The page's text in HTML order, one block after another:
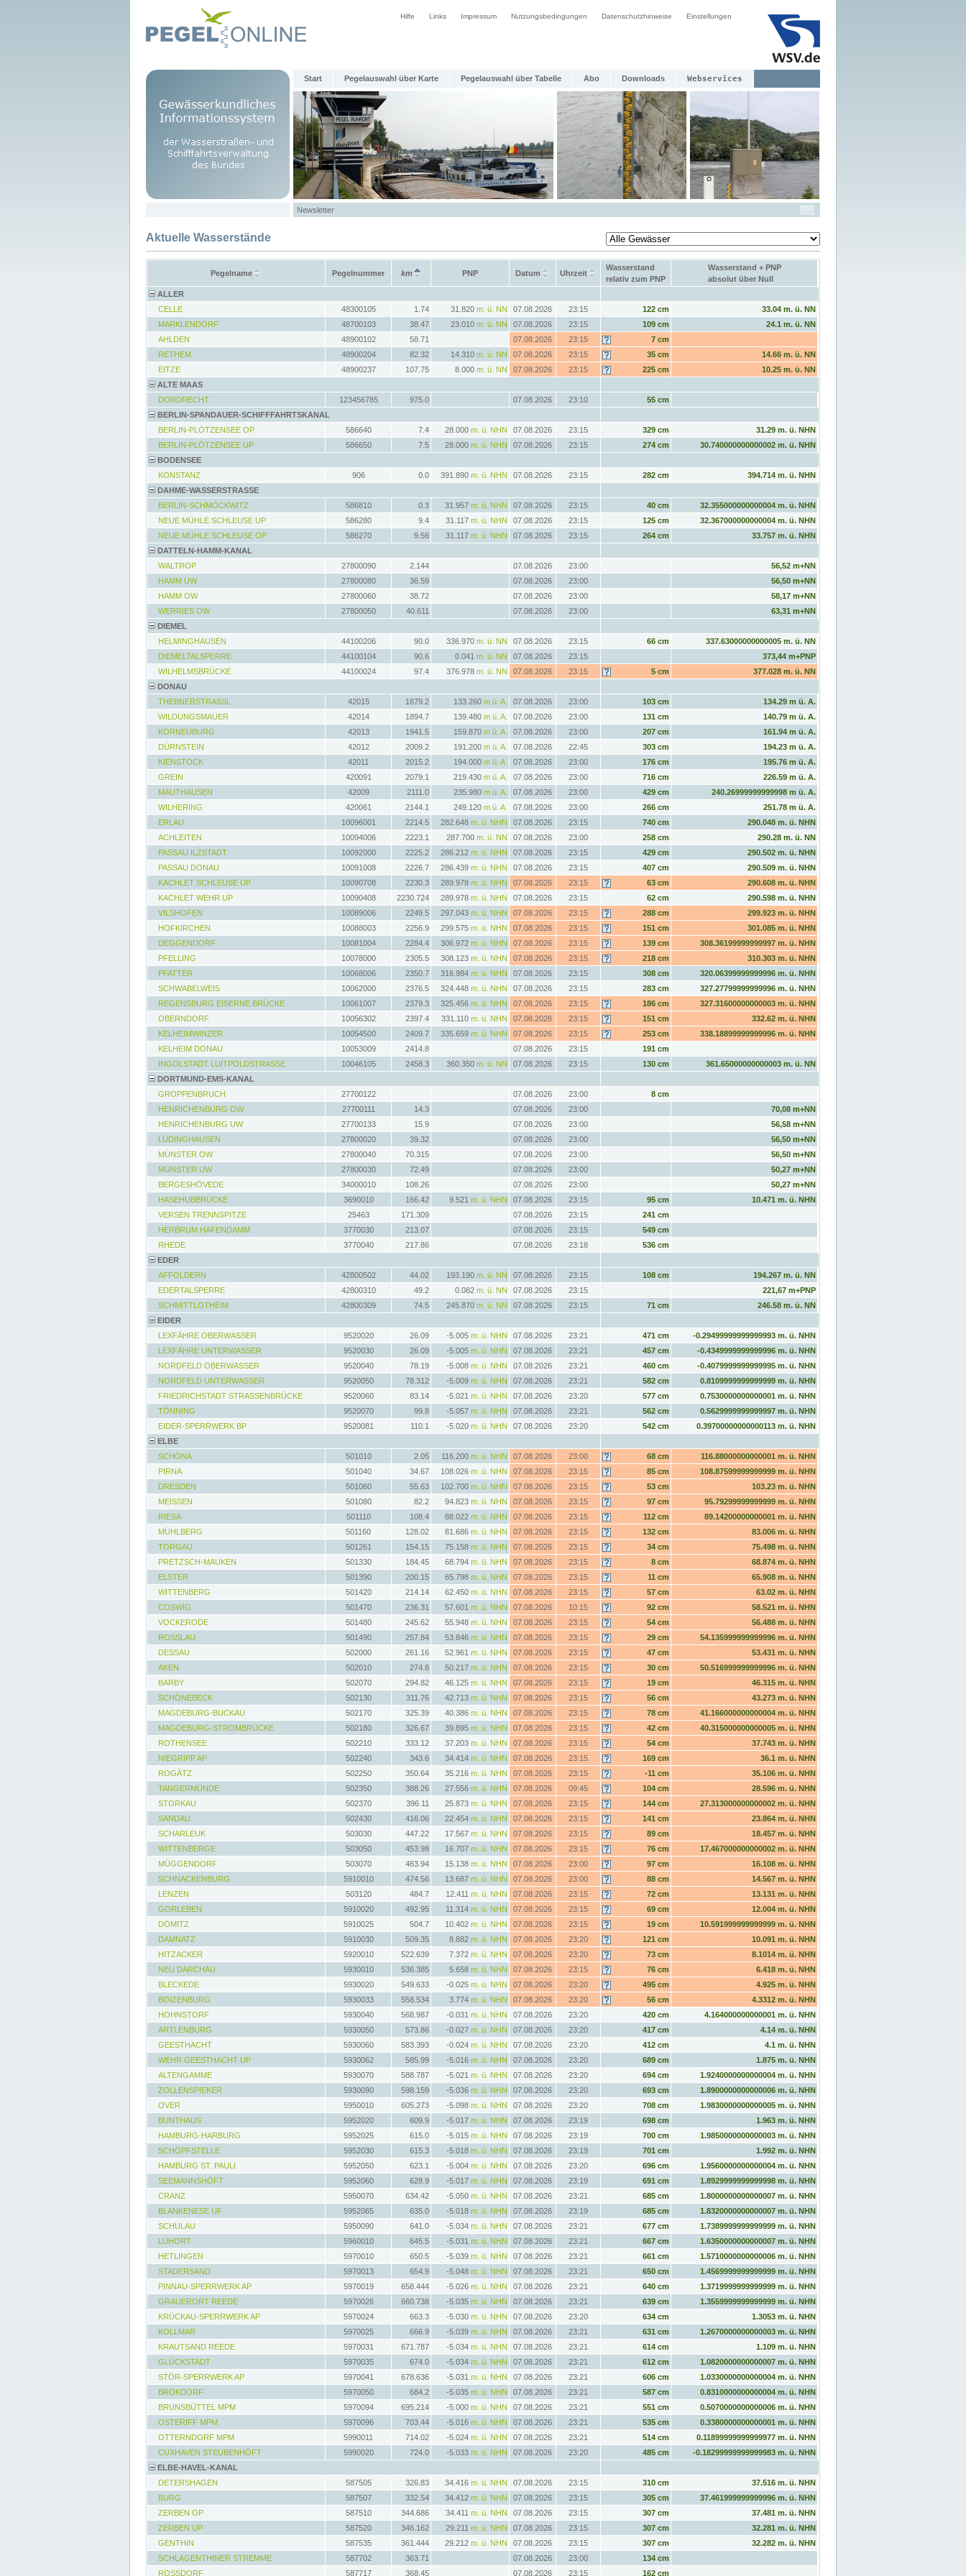
Hilfe Links Impressum Nutzungsbedingungen Datenschutzhinweise Einstellungen
Start Pegelauswahl über Karte Pegelauswahl über Tabelle Abo Downloads Webservices
Newsletter
Aktuelle Wasserstände
Pegelname Pegelnummer km PNP Datum Uhrzeit
Wasserstand
relativ zum PNP
Wasserstand + PNP
absolut über Null
ALLER
CELLE
48300105 1.74 31.820 m. ü. NN 07.08.2026 23:15 122 cm
33.04 m. ü. NN
MARKLENDORF
48700103 38.47 23.010 m. ü. NN 07.08.2026 23:15 109 cm
24.1 m. ü. NN
AHLDEN
48900102 58.71 07.08.2026 23:15
7 cm
RETHEM
48900204 82.32 14.310 m. ü. NN 07.08.2026 23:15 35 cm
14.66 m. ü. NN
EITZE
48900237 107.75 8.000 m. ü. NN 07.08.2026 23:15 225 cm
10.25 m. ü. NN
ALTE MAAS
DORDRECHT
123456785 975.0 07.08.2026 23:10
55 cm
BERLIN-SPANDAUER-SCHIFFFAHRTSKANAL
BERLIN-PLÖTZENSEE OP
586640 7.4 28.000 m. ü. NHN 07.08.2026 23:15 329 cm
31.29 m. ü. NHN
BERLIN-PLÖTZENSEE UP
586650 7.5 28.000 m. ü. NHN 07.08.2026 23:15 274 cm
30.740000000000002 m. ü. NHN
BODENSEE
KONSTANZ
906 0.0 391.890 m. ü. NHN 07.08.2026 23:15 282 cm
394.714 m. ü. NHN
DAHME-WASSERSTRASSE
BERLIN-SCHMÖCKWITZ
586810 0.3 31.957 m. ü. NHN 07.08.2026 23:15 40 cm
32.355000000000004 m. ü. NHN
NEUE MÜHLE SCHLEUSE UP
586280 9.4 31.117 m. ü. NHN 07.08.2026 23:15 125 cm
32.367000000000004 m. ü. NHN
NEUE MÜHLE SCHLEUSE OP
586270 9.56 31.117 m. ü. NHN 07.08.2026 23:15 264 cm
33.757 m. ü. NHN
DATTELN-HAMM-KANAL
WALTROP
27800090 2.144 07.08.2026 23:00
56,52 m+NN
HAMM UW
27800080 36.59 07.08.2026 23:00
56,50 m+NN
HAMM OW
27800060 38.72 07.08.2026 23:00
58,17 m+NN
WERRIES OW
27800050 40.611 07.08.2026 23:00
63,31 m+NN
DIEMEL
HELMINGHAUSEN
44100206 90.0 336.970 m. ü. NN 07.08.2026 23:15 66 cm
337.63000000000005 m. ü. NN
DIEMELTALSPERRE
44100104 90.6 0.041 m. ü. NN 07.08.2026 23:15
373,44 m+PNP
WILHELMSBRÜCKE
44100024 97.4 376.978 m. ü. NN 07.08.2026 23:15 5 cm
377.028 m. ü. NN
DONAU
THEBNERSTRASSL
42015 1879.2 133.260 m ü. A. 07.08.2026 23:00 103 cm
134.29 m ü. A.
WILDUNGSMAUER
42014 1894.7 139.480 m ü. A. 07.08.2026 23:00 131 cm
140.79 m ü. A.
KORNEUBURG
42013 1941.5 159.870 m ü. A. 07.08.2026 23:00 207 cm
161.94 m ü. A.
DÜRNSTEIN
42012 2009.2 191.200 m ü. A. 07.08.2026 22:45 303 cm
194.23 m ü. A.
KIENSTOCK
42011 2015.2 194.000 m ü. A. 07.08.2026 23:00 176 cm
195.76 m ü. A.
GREIN
420091 2079.1 219.430 m ü. A. 07.08.2026 23:00 716 cm
226.59 m ü. A.
MAUTHAUSEN
42009 2111.0 235.980 m ü. A. 07.08.2026 23:00 429 cm
240.26999999999998 m ü. A.
WILHERING
420061 2144.1 249.120 m ü. A. 07.08.2026 23:00 266 cm
251.78 m ü. A.
ERLAU
10096001 2214.5 282.648 m. ü. NHN 07.08.2026 23:15 740 cm
290.048 m. ü. NHN
ACHLEITEN
10094006 2223.1 287.700 m. ü. NN 07.08.2026 23:00 258 cm
290.28 m. ü. NN
PASSAU ILZSTADT
10092000 2225.2 286.212 m. ü. NHN 07.08.2026 23:15 429 cm
290.502 m. ü. NHN
PASSAU DONAU
10091008 2226.7 286.439 m. ü. NHN 07.08.2026 23:15 407 cm
290.509 m. ü. NHN
KACHLET SCHLEUSE UP
10090708 2230.3 289.978 m. ü. NHN 07.08.2026 23:15 63 cm
290.608 m. ü. NHN
KACHLET WEHR UP
10090408 2230.724 289.978 m. ü. NHN 07.08.2026 23:15 62 cm
290.598 m. ü. NHN
VILSHOFEN
10089006 2249.5 297.043 m. ü. NHN 07.08.2026 23:15 288 cm
299.923 m. ü. NHN
HOFKIRCHEN
10088003 2256.9 299.575 m. ü. NHN 07.08.2026 23:15 151 cm
301.085 m. ü. NHN
DEGGENDORF
10081004 2284.4 306.972 m. ü. NHN 07.08.2026 23:15 139 cm
308.36199999999997 m. ü. NHN
PFELLING
10078000 2305.5 308.123 m. ü. NHN 07.08.2026 23:15 218 cm
310.303 m. ü. NHN
PFATTER
10068006 2350.7 316.984 m. ü. NHN 07.08.2026 23:15 308 cm
320.06399999999996 m. ü. NHN
SCHWABELWEIS
10062000 2376.5 324.448 m. ü. NHN 07.08.2026 23:15 283 cm
327.27799999999996 m. ü. NHN
REGENSBURG EISERNE BRÜCKE
10061007 2379.3 325.456 m. ü. NHN 07.08.2026 23:15 186 cm
327.31600000000003 m. ü. NHN
OBERNDORF
10056302 2397.4 331.110 m. ü. NHN 07.08.2026 23:15 151 cm
332.62 m. ü. NHN
KELHEIMWINZER
10054500 2409.7 335.659 m. ü. NHN 07.08.2026 23:15 253 cm
338.18899999999996 m. ü. NHN
KELHEIM DONAU
10053009 2414.8 07.08.2026 23:15
191 cm
INGOLSTADT LUITPOLDSTRASSE
10046105 2458.3 360.350 m. ü. NN 07.08.2026 23:15 130 cm
361.65000000000003 m. ü. NN
DORTMUND-EMS-KANAL
GROPPENBRUCH
27700122 07.08.2026 23:00
8 cm
HENRICHENBURG OW
27700111 14.3 07.08.2026 23:00
70,08 m+NN
HENRICHENBURG UW
27700133 15.9 07.08.2026 23:00
56,58 m+NN
LÜDINGHAUSEN
27800020 39.32 07.08.2026 23:00
56,50 m+NN
MÜNSTER OW
27800040 70.315 07.08.2026 23:00
56,50 m+NN
MÜNSTER UW
27800030 72.49 07.08.2026 23:00
50,27 m+NN
BERGESHÖVEDE
34000010 108.26 07.08.2026 23:00
50,27 m+NN
HASEHUBBRÜCKE
3690010 166.42 9.521 m. ü. NHN 07.08.2026 23:15 95 cm
10.471 m. ü. NHN
VERSEN TRENNSPITZE
25463 171.309 07.08.2026 23:15
241 cm
HERBRUM HAFENDAMM
3770030 213.07 07.08.2026 23:15
549 cm
RHEDE
3770040 217.86 07.08.2026 23:18
536 cm
EDER
AFFOLDERN
42800502 44.02 193.190 m. ü. NN 07.08.2026 23:15 108 cm
194.267 m. ü. NN
EDERTALSPERRE
42800310 49.2 0.082 m. ü. NN 07.08.2026 23:15
221,67 m+PNP
SCHMITTLOTHEIM
42800309 74.5 245.870 m. ü. NN 07.08.2026 23:15 71 cm
246.58 m. ü. NN
EIDER
LEXFÄHRE OBERWASSER
9520020 26.09 -5.005 m. ü. NHN 07.08.2026 23:21 471 cm
-0.29499999999999993 m. ü. NHN
LEXFÄHRE UNTERWASSER
9520030 26.09 -5.005 m. ü. NHN 07.08.2026 23:21 457 cm
-0.4349999999999996 m. ü. NHN
NORDFELD OBERWASSER
9520040 78.19 -5.008 m. ü. NHN 07.08.2026 23:21 460 cm
-0.4079999999999995 m. ü. NHN
NORDFELD UNTERWASSER
9520050 78.312 -5.009 m. ü. NHN 07.08.2026 23:21 582 cm
0.8109999999999999 m. ü. NHN
FRIEDRICHSTADT STRASSENBRÜCKE
9520060 83.14 -5.021 m. ü. NHN 07.08.2026 23:20 577 cm
0.7530000000000001 m. ü. NHN
TÖNNING
9520070 99.8 -5.057 m. ü. NHN 07.08.2026 23:21 562 cm
0.5629999999999997 m. ü. NHN
EIDER-SPERRWERK BP
9520081 110.1 -5.020 m. ü. NHN 07.08.2026 23:20 542 cm
0.39700000000000113 m. ü. NHN
ELBE
SCHÖNA
501010 2.05 116.200 m. ü. NHN 07.08.2026 23:00 68 cm
116.88000000000001 m. ü. NHN
PIRNA
501040 34.67 108.026 m. ü. NHN 07.08.2026 23:15 85 cm
108.87599999999999 m. ü. NHN
DRESDEN
501060 55.63 102.700 m. ü. NHN 07.08.2026 23:15 53 cm
103.23 m. ü. NHN
MEISSEN
501080 82.2 94.823 m. ü. NHN 07.08.2026 23:15 97 cm
95.79299999999999 m. ü. NHN
RIESA
501110 108.4 88.022 m. ü. NHN 07.08.2026 23:15 112 cm
89.14200000000001 m. ü. NHN
MÜHLBERG
501160 128.02 81.686 m. ü. NHN 07.08.2026 23:15 132 cm
83.006 m. ü. NHN
TORGAU
501261 154.15 75.158 m. ü. NHN 07.08.2026 23:15 34 cm
75.498 m. ü. NHN
PRETZSCH-MAUKEN
501330 184.45 68.794 m. ü. NHN 07.08.2026 23:15 8 cm
68.874 m. ü. NHN
ELSTER
501390 200.15 65.798 m. ü. NHN 07.08.2026 23:15 11 cm
65.908 m. ü. NHN
WITTENBERG
501420 214.14 62.450 m. ü. NHN 07.08.2026 23:15 57 cm
63.02 m. ü. NHN
COSWIG
501470 236.31 57.601 m. ü. NHN 07.08.2026 10:15 92 cm
58.521 m. ü. NHN
VOCKERODE
501480 245.62 55.948 m. ü. NHN 07.08.2026 23:15 54 cm
56.488 m. ü. NHN
ROSSLAU
501490 257.84 53.846 m. ü. NHN 07.08.2026 23:15 29 cm
54.135999999999996 m. ü. NHN
DESSAU
502000 261.16 52.961 m. ü. NHN 07.08.2026 23:15 47 cm
53.431 m. ü. NHN
AKEN
502010 274.8 50.217 m. ü. NHN 07.08.2026 23:15 30 cm
50.516999999999996 m. ü. NHN
BARBY
502070 294.82 46.125 m. ü. NHN 07.08.2026 23:15 19 cm
46.315 m. ü. NHN
SCHÖNEBECK
502130 311.76 42.713 m. ü. NHN 07.08.2026 23:15 56 cm
43.273 m. ü. NHN
MAGDEBURG-BUCKAU
502170 325.39 40.386 m. ü. NHN 07.08.2026 23:15 78 cm
41.166000000000004 m. ü. NHN
MAGDEBURG-STROMBRÜCKE
502180 326.67 39.895 m. ü. NHN 07.08.2026 23:15 42 cm
40.315000000000005 m. ü. NHN
ROTHENSEE
502210 333.12 37.203 m. ü. NHN 07.08.2026 23:15 54 cm
37.743 m. ü. NHN
NIEGRIPP AP
502240 343.6 34.414 m. ü. NHN 07.08.2026 23:15 169 cm
36.1 m. ü. NHN
ROGÄTZ
502250 350.64 35.216 m. ü. NHN 07.08.2026 23:15 -11 cm
35.106 m. ü. NHN
TANGERMÜNDE
502350 388.26 27.556 m. ü. NHN 07.08.2026 09:45 104 cm
28.596 m. ü. NHN
STORKAU
502370 396.11 25.873 m. ü. NHN 07.08.2026 23:15 144 cm
27.313000000000002 m. ü. NHN
SANDAU
502430 416.06 22.454 m. ü. NHN 07.08.2026 23:15 141 cm
23.864 m. ü. NHN
SCHARLEUK
503030 447.22 17.567 m. ü. NHN 07.08.2026 23:15 89 cm
18.457 m. ü. NHN
WITTENBERGE
503050 453.98 16.707 m. ü. NHN 07.08.2026 23:15 76 cm
17.467000000000002 m. ü. NHN
MÜGGENDORF
503070 463.94 15.138 m. ü. NHN 07.08.2026 23:00 97 cm
16.108 m. ü. NHN
SCHNACKENBURG
5910010 474.56 13.687 m. ü. NHN 07.08.2026 23:00 88 cm
14.567 m. ü. NHN
LENZEN
503120 484.7 12.411 m. ü. NHN 07.08.2026 23:15 72 cm
13.131 m. ü. NHN
GORLEBEN
5910020 492.95 11.314 m. ü. NHN 07.08.2026 23:15 69 cm
12.004 m. ü. NHN
DÖMITZ
5910025 504.7 10.402 m. ü. NHN 07.08.2026 23:15 19 cm
10.591999999999999 m. ü. NHN
DAMNATZ
5910030 509.35 8.882 m. ü. NHN 07.08.2026 23:20 121 cm
10.091 m. ü. NHN
HITZACKER
5920010 522.639 7.372 m. ü. NHN 07.08.2026 23:20 73 cm
8.1014 m. ü. NHN
NEU DARCHAU
5930010 536.385 5.658 m. ü. NHN 07.08.2026 23:15 76 cm
6.418 m. ü. NHN
BLECKEDE
5930020 549.633 -0.025 m. ü. NHN 07.08.2026 23:20 495 cm
4.925 m. ü. NHN
BOIZENBURG
5930033 558.534 3.774 m. ü. NHN 07.08.2026 23:20 56 cm
4.3312 m. ü. NHN
HOHNSTORF
5930040 568.987 -0.031 m. ü. NHN 07.08.2026 23:20 420 cm
4.164000000000001 m. ü. NHN
ARTLENBURG
5930050 573.86 -0.027 m. ü. NHN 07.08.2026 23:20 417 cm
4.14 m. ü. NHN
GEESTHACHT
5930060 583.393 -0.024 m. ü. NHN 07.08.2026 23:20 412 cm
4.1 m. ü. NHN
WEHR GEESTHACHT UP
5930062 585.99 -5.016 m. ü. NHN 07.08.2026 23:20 689 cm
1.875 m. ü. NHN
ALTENGAMME
5930070 588.787 -5.021 m. ü. NHN 07.08.2026 23:20 694 cm
1.9240000000000004 m. ü. NHN
ZOLLENSPIEKER
5930090 598.159 -5.036 m. ü. NHN 07.08.2026 23:20 693 cm
1.8900000000000006 m. ü. NHN
OVER
5950010 605.273 -5.098 m. ü. NHN 07.08.2026 23:20 708 cm
1.9830000000000005 m. ü. NHN
BUNTHAUS
5952020 609.9 -5.017 m. ü. NHN 07.08.2026 23:19 698 cm
1.963 m. ü. NHN
HAMBURG-HARBURG
5952025 615.0 -5.015 m. ü. NHN 07.08.2026 23:19 700 cm
1.9850000000000003 m. ü. NHN
SCHÖPFSTELLE
5952030 615.3 -5.018 m. ü. NHN 07.08.2026 23:19 701 cm
1.992 m. ü. NHN
HAMBURG ST. PAULI
5952050 623.1 -5.004 m. ü. NHN 07.08.2026 23:20 696 cm
1.9560000000000004 m. ü. NHN
SEEMANNSHÖFT
5952060 628.9 -5.017 m. ü. NHN 07.08.2026 23:19 691 cm
1.8929999999999998 m. ü. NHN
CRANZ
5950070 634.42 -5.050 m. ü. NHN 07.08.2026 23:21 685 cm
1.8000000000000007 m. ü. NHN
BLANKENESE UF
5952065 635.0 -5.018 m. ü. NHN 07.08.2026 23:19 685 cm
1.8320000000000007 m. ü. NHN
SCHULAU
5950090 641.0 -5.034 m. ü. NHN 07.08.2026 23:21 677 cm
1.7389999999999999 m. ü. NHN
LÜHORT
5960010 645.5 -5.031 m. ü. NHN 07.08.2026 23:21 667 cm
1.6350000000000007 m. ü. NHN
HETLINGEN
5970010 650.5 -5.039 m. ü. NHN 07.08.2026 23:21 661 cm
1.5710000000000006 m. ü. NHN
STADERSAND
5970013 654.9 -5.048 m. ü. NHN 07.08.2026 23:21 650 cm
1.4569999999999999 m. ü. NHN
PINNAU-SPERRWERK AP
5970019 658.444 -5.026 m. ü. NHN 07.08.2026 23:21 640 cm
1.3719999999999999 m. ü. NHN
GRAUERORT REEDE
5970026 660.738 -5.035 m. ü. NHN 07.08.2026 23:21 639 cm
1.3559999999999999 m. ü. NHN
KRÜCKAU-SPERRWERK AP
5970024 663.3 -5.030 m. ü. NHN 07.08.2026 23:20 634 cm
1.3053 m. ü. NHN
KOLLMAR
5970025 666.9 -5.039 m. ü. NHN 07.08.2026 23:21 631 cm
1.2670000000000003 m. ü. NHN
KRAUTSAND REEDE
5970031 671.787 -5.034 m. ü. NHN 07.08.2026 23:21 614 cm
1.109 m. ü. NHN
GLÜCKSTADT
5970035 674.0 -5.034 m. ü. NHN 07.08.2026 23:21 612 cm
1.0820000000000007 m. ü. NHN
STÖR-SPERRWERK AP
5970041 678.636 -5.031 m. ü. NHN 07.08.2026 23:21 606 cm
1.0330000000000004 m. ü. NHN
BROKDORF
5970050 684.2 -5.035 m. ü. NHN 07.08.2026 23:21 587 cm
0.8310000000000004 m. ü. NHN
BRUNSBÜTTEL MPM
5970094 695.214 -5.000 m. ü. NHN 07.08.2026 23:21 551 cm
0.5070000000000006 m. ü. NHN
OSTERIFF MPM
5970096 703.44 -5.016 m. ü. NHN 07.08.2026 23:21 535 cm
0.3380000000000001 m. ü. NHN
OTTERNDORF MPM
5990011 714.02 -5.024 m. ü. NHN 07.08.2026 23:21 514 cm
0.11899999999999977 m. ü. NHN
CUXHAVEN STEUBENHÖFT
5990020 724.0 -5.033 m. ü. NHN 07.08.2026 23:20 485 cm
-0.18299999999999983 m. ü. NHN
ELBE-HAVEL-KANAL
DETERSHAGEN
587505 326.83 34.416 m. ü. NHN 07.08.2026 23:15 310 cm
37.516 m. ü. NHN
BURG
587507 332.54 34.412 m. ü. NHN 07.08.2026 23:15 305 cm
37.461999999999996 m. ü. NHN
ZERBEN OP
587510 344.686 34.411 m. ü. NHN 07.08.2026 23:15 307 cm
37.481 m. ü. NHN
ZERBEN UP
587520 346.162 29.211 m. ü. NHN 07.08.2026 23:15 307 cm
32.281 m. ü. NHN
GENTHIN
587535 361.444 29.212 m. ü. NHN 07.08.2026 23:15 307 cm
32.282 m. ü. NHN
SCHLAGENTHINER STREMME
587702 363.71 07.08.2026 23:00
134 cm
ROSSDORF
587717 368.45 07.08.2026 23:15 162 cm